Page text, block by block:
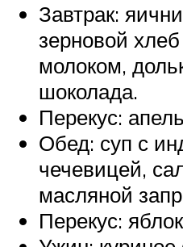
Завтрак:
зерновой
молоком,
шоколада.
Перекус:
Обед: суп с
чечевицей,
масляной
Перекус: